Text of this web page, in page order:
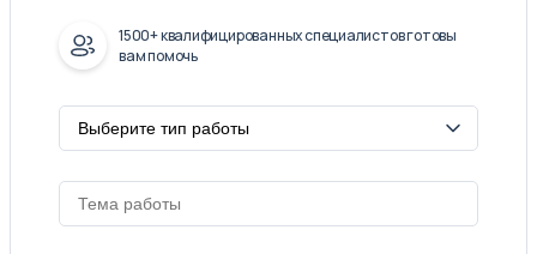
1500+ квалифицированных специалистов готовы
вам помочь